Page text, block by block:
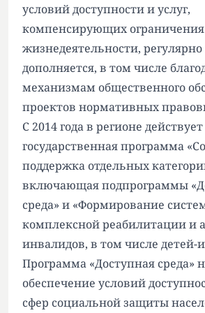
условий доступности и услуг,
компенсирующих ограничения
жизнедеятельности,
дополняется, в том числе
механизмам общественного
проектов нормативных
С 2014 года в регионе действует
государственная программа
поддержка отдельных
включающая подпрограммы
среда» и «Формирование
комплексной реабилитации и
инвалидов, в том числе детей-
Программа «Доступная среда»
обеспечение условий
сфер социальной защиты